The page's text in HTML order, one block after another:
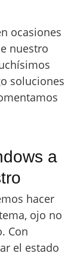
ocasiones
nuestro
soluciones
a
hacer
ojo no
Con
el estado